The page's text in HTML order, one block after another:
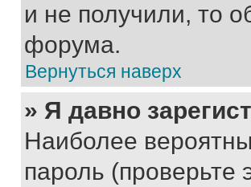
и не получили, то
форума.
Вернуться наверх
» Я давно
Наиболее
пароль (проверьте